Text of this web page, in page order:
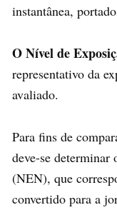
instantânea,
O Nível de
representativo da
avaliado.
Para fins de
deve-se
(NEN), que
convertido para a